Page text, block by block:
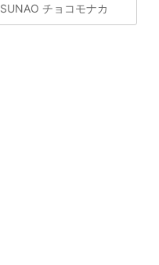
SUNAO チョコモナカ